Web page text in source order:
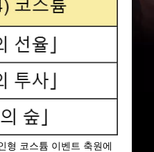
형 코스튬 이벤트 축원에